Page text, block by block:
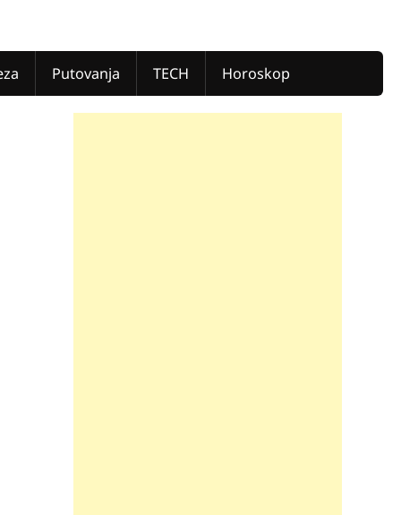
Putovanja TECH Horoskop